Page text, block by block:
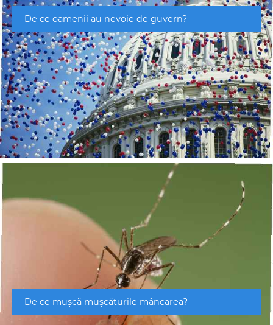
De ce oamenii au nevoie de guvern?
De ce mușcă mușcăturile mâncarea?